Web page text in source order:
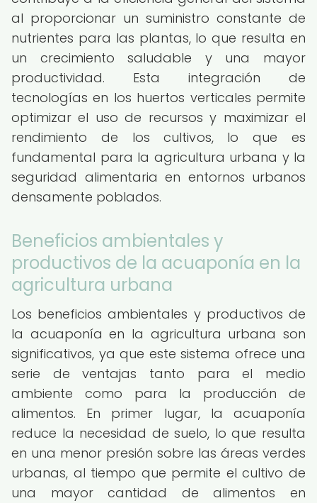
al proporcionar un suministro constante de
nutrientes para las plantas, lo que resulta en
un crecimiento saludable y una mayor
productividad. Esta integración de
tecnologías en los huertos verticales permite
optimizar el uso de recursos y maximizar el
rendimiento de los cultivos, lo que es
fundamental para la agricultura urbana y la
seguridad alimentaria en entornos urbanos
densamente poblados.
Beneficios ambientales y
productivos de la acuaponía en la
agricultura urbana
Los beneficios ambientales y productivos de
la acuaponía en la agricultura urbana son
significativos, ya que este sistema ofrece una
serie de ventajas tanto para el medio
ambiente como para la producción de
alimentos. En primer lugar, la acuaponía
reduce la necesidad de suelo, lo que resulta
en una menor presión sobre las áreas verdes
urbanas, al tiempo que permite el cultivo de
una mayor cantidad de alimentos en